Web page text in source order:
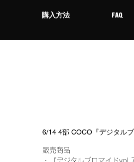
購入方法 FAQ
6/14 4部 COCO『デジタル
販売商品